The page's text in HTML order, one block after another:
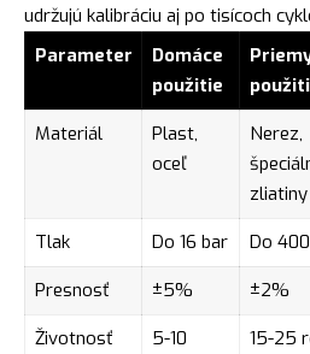
udržujú kalibráciu aj po tisícoch
Parameter
Domáce
použitie
Materiál
Plast,
oceľ
Nerez,
zliatiny
Tlak
Do 16 bar Do
Presnosť
±5% ±2%
Životnosť
5-10
15-25